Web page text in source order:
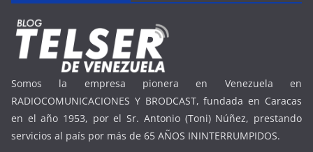
Somos la empresa pionera en Venezuela en
RADIOCOMUNICACIONES Y BRODCAST, fundada en Caracas
en el año 1953, por el Sr. Antonio (Toni) Núñez, prestando
servicios al país por más de 65 AÑOS ININTERRUMPIDOS.